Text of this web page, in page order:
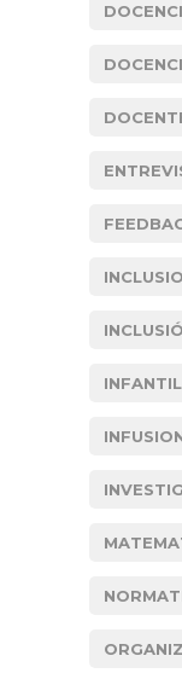
INFANTIL